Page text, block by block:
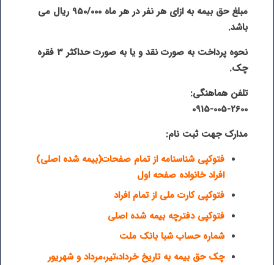
مبلغ حق بیمه به ازای هر نفر در هر ماه 950/000 ریال می
باشد.
نحوه پرداخت به صورت نقد و یا به صورت حداکثر 3 فقره
چک.
تلفن هماهنگی:
0915-005-2600
مدارک جهت ثبت نام:
فتوکپی شناسنامه از تمام صفحات(بیمه شده اصلی)
افراد خانواده صفحه اول
فتوکپی کارت ملی از تمام افراد
فتوکپی دفترچه بیمه شده اصلی
شماره حساب شبا بانک ملت
چک حق بیمه به تاریخ خرداد،تیر،مرداد و شهریور